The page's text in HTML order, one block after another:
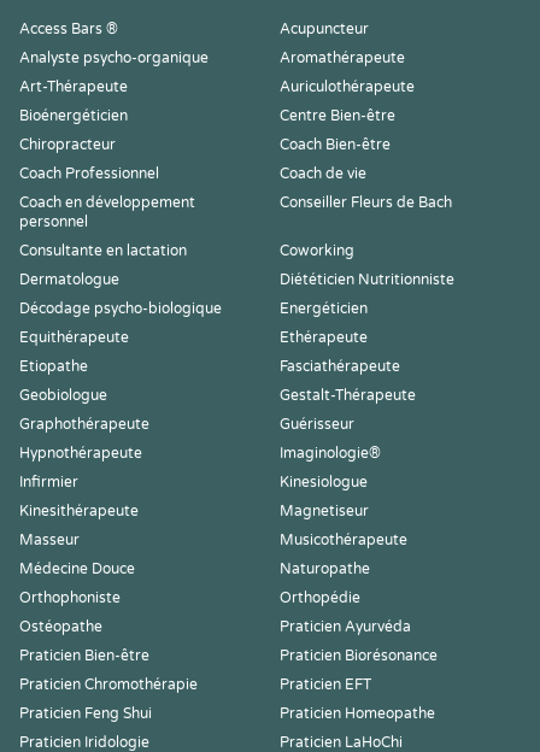
Access Bars ®
Acupuncteur
Analyste psycho-organique
Aromathérapeute
Art-Thérapeute
Auriculothérapeute
Bioénergéticien
Centre Bien-être
Chiropracteur
Coach Bien-être
Coach Professionnel
Coach de vie
Coach en développement
personnel
Conseiller Fleurs de Bach
Consultante en lactation
Coworking
Dermatologue
Diététicien Nutritionniste
Décodage psycho-biologique
Energéticien
Equithérapeute
Ethérapeute
Etiopathe
Fasciathérapeute
Geobiologue
Gestalt-Thérapeute
Graphothérapeute
Guérisseur
Hypnothérapeute
Imaginologie®
Infirmier
Kinesiologue
Kinesithérapeute
Magnetiseur
Masseur
Musicothérapeute
Médecine Douce
Naturopathe
Orthophoniste
Orthopédie
Ostéopathe
Praticien Ayurvéda
Praticien Bien-être
Praticien Biorésonance
Praticien Chromothérapie
Praticien EFT
Praticien Feng Shui
Praticien Homeopathe
Praticien Iridologie
Praticien LaHoChi